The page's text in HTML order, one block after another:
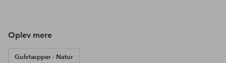
Oplev mere
Gulvtæpper - Natur